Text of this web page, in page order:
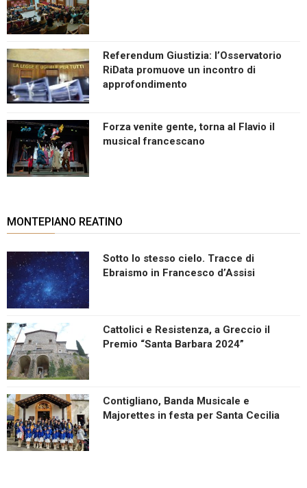
Referendum Giustizia: l’Osservatorio
RiData promuove un incontro di
approfondimento
Forza venite gente, torna al Flavio il
musical francescano
MONTEPIANO REATINO
Sotto lo stesso cielo. Tracce di
Ebraismo in Francesco d’Assisi
Cattolici e Resistenza, a Greccio il
Premio “Santa Barbara 2024”
Contigliano, Banda Musicale e
Majorettes in festa per Santa Cecilia